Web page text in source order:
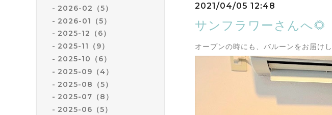
2026-02（5）
2026-01（5）
2025-12（6）
2025-11（9）
2025-10（6）
2025-09（4）
2025-08（5）
2025-07（8）
2025-06（5）
2021/04/05 12:48
サンフラワーさんへ🌻
オープンの時にも、バルーンをお届け